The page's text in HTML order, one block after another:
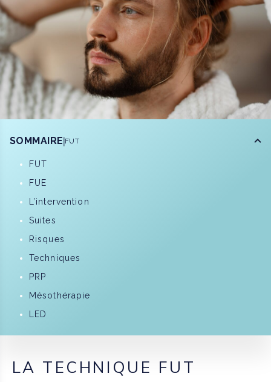
SOMMAIRE FUT
FUT
FUE
L’intervention
Suites
Risques
Techniques
PRP
Mésothérapie
LED
LA TECHNIQUE FUT